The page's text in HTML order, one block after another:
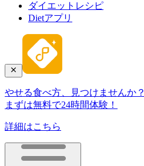
ダイエットレシピ
Dietアプリ
やせる食べ方、見つけませんか？
まずは無料で24時間体験！
詳細はこちら